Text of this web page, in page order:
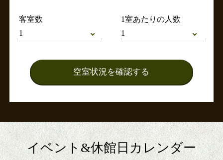
客室数 1室あたりの人数
イベント&休館日カレンダー